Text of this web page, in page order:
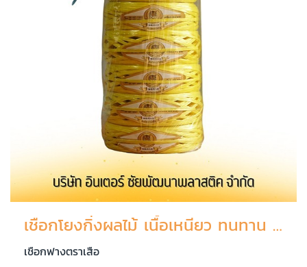
เชือกโยงกิ่งผลไม้ เนื้อเหนียว ทนทาน ราคาถูก
เชือกฟางตราเสือ